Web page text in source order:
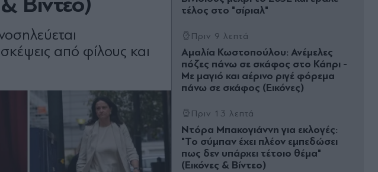
από φίλους και
τέλος στο "σίριαλ"
Πριν 9 λεπτά
Αμαλία Κωστοπούλου: Ανέμελες
πόζες πάνω σε σκάφος στο Κάπρι -
Με μαγιό και αέρινο ριγέ φόρεμα
πάνω σε σκάφος (Εικόνες)
Πριν 13 λεπτά
Ντόρα Μπακογιάννη για εκλογές:
"Το σύμπαν έχει πλέον εμπεδώσει
πως δεν υπάρχει τέτοιο θέμα"
(Eικόνες & Βίντεο)